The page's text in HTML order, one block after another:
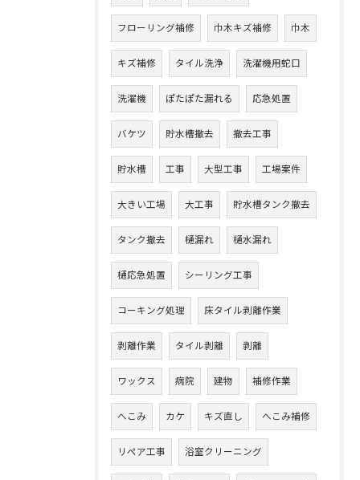
フローリング補修 巾木キズ補修 巾木
キズ補修 タイル洗浄 洗濯機用蛇口
洗濯機 ぽたぽた漏れる 応急処置
バケツ 貯水槽撤去 撤去工事
貯水槽 工事 大型工事 工場案件
大きい工場 大工事 貯水槽タンク撤去
タンク撤去 樋漏れ 樋水漏れ
樋応急処置 シーリング工事
コーキング処理 床タイル剥離作業
剥離作業 タイル剥離 剥離
ワックス 病院 建物 補修作業
へこみ カケ キズ直し へこみ補修
リペア工事 浴室クリーニング